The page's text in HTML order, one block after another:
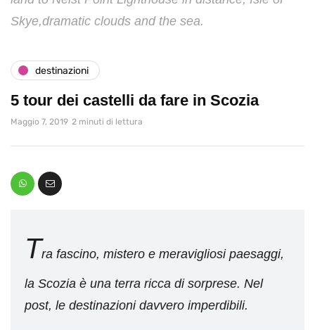
Skye,dramatic clouds and the sea.
destinazioni
5 tour dei castelli da fare in Scozia
Maggio 7, 2019 2 minuti di lettura
Tra fascino, mistero e meravigliosi paesaggi,
la Scozia è una terra ricca di sorprese. Nel
post, le destinazioni davvero imperdibili.